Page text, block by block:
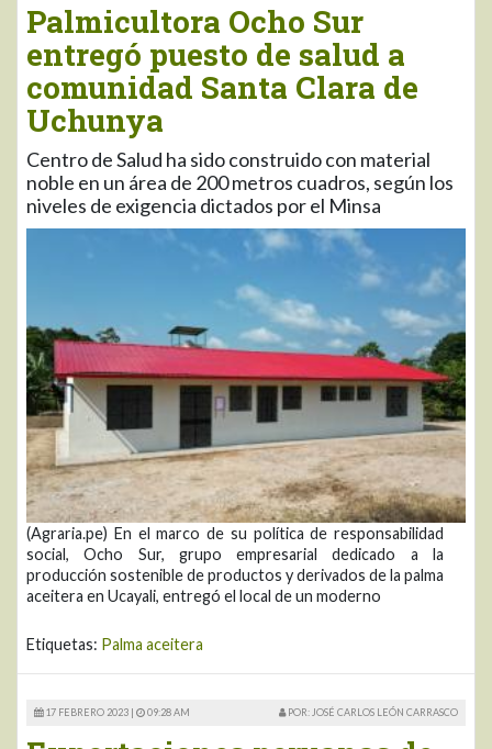
Palmicultora Ocho Sur
entregó puesto de salud a
comunidad Santa Clara de
Uchunya
Centro de Salud ha sido construido con material
noble en un área de 200 metros cuadros, según los
niveles de exigencia dictados por el Minsa
(Agraria.pe) En el marco de su política de responsabilidad
social, Ocho Sur, grupo empresarial dedicado a la
producción sostenible de productos y derivados de la palma
aceitera en Ucayali, entregó el local de un moderno
Etiquetas: Palma aceitera
17 FEBRERO 2023 | 09:28 AM POR: JOSÉ CARLOS LEÓN CARRASCO